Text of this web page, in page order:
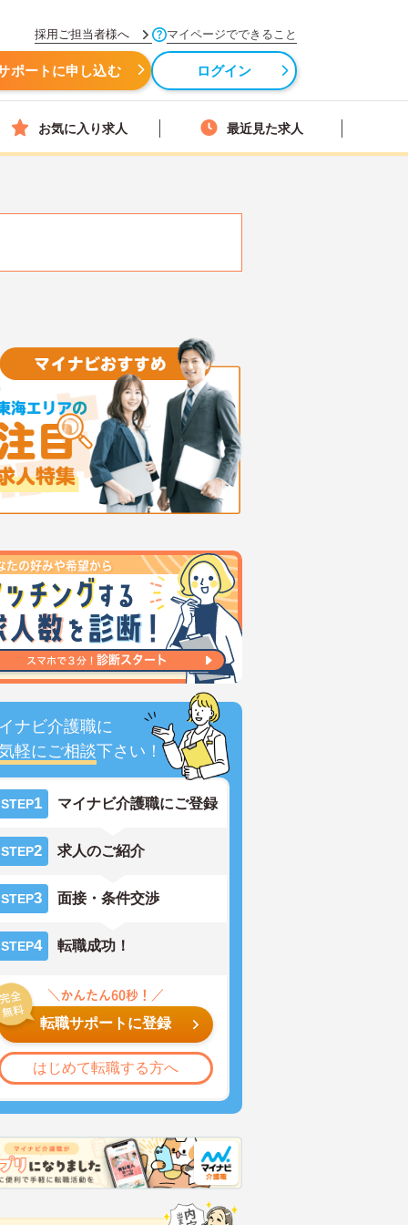
採用ご担当者様へ マイページでできること
ポートに申し込む ログイン
お気に入り求人 最近見た求人
ナビ介護職に
軽にご相談下さい！
STEP1 マイナビ介護職にご登録
STEP2 求人のご紹介
STEP3 面接・条件交渉
STEP4 転職成功！
転職サポートに登録
はじめて転職する方へ